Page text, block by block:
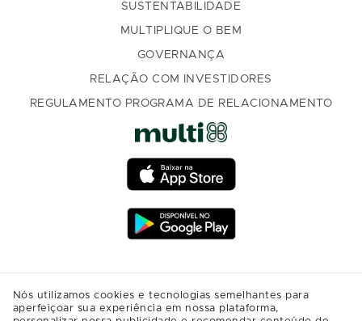
Nós utilizamos cookies e tecnologias semelhantes para
aperfeiçoar sua experiência em nossa plataforma,
SUSTENTABILIDADE
MULTIPLIQUE O BEM
GOVERNANÇA
RELAÇÃO COM INVESTIDORES
REGULAMENTO PROGRAMA DE RELACIONAMENTO